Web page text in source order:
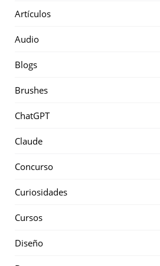
Artículos
Audio
Blogs
Brushes
ChatGPT
Claude
Concurso
Curiosidades
Cursos
Diseño